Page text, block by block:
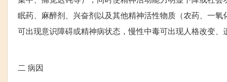
眠药、麻醉剂、兴奋剂以及其他精神活性物质（农药、一
可出现意识障碍或精神病状态，慢性中毒可出现人格改变、
二 病因